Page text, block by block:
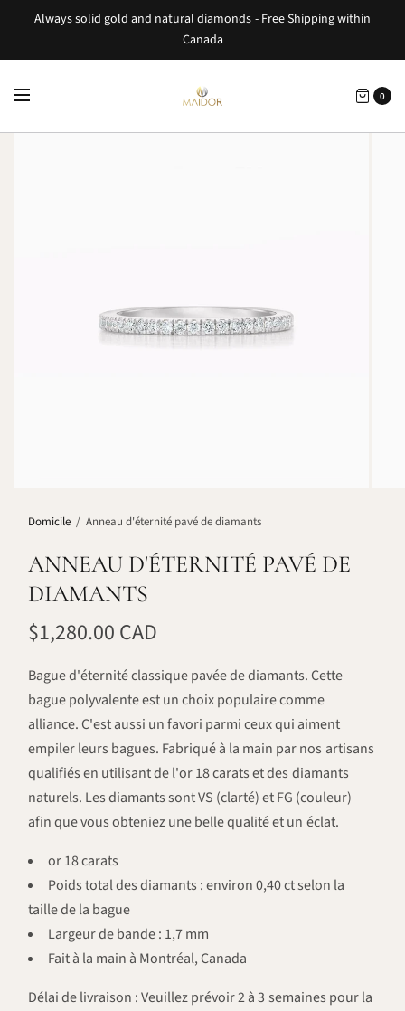
Always solid gold and natural diamonds - Free Shipping within
Canada
0
Domicile / Anneau d'éternité pavé de diamants
ANNEAU D'ÉTERNITÉ PAVÉ DE
DIAMANTS
$1,280.00 CAD
Bague d'éternité classique pavée de diamants. Cette
bague polyvalente est un choix populaire comme
alliance. C'est aussi un favori parmi ceux qui aiment
empiler leurs bagues. Fabriqué à la main par nos artisans
qualifiés en utilisant de l'or 18 carats et des diamants
naturels. Les diamants sont VS (clarté) et FG (couleur)
afin que vous obteniez une belle qualité et un éclat.
or 18 carats
Poids total des diamants : environ 0,40 ct selon la
taille de la bague
Largeur de bande : 1,7 mm
Fait à la main à Montréal, Canada
Délai de livraison : Veuillez prévoir 2 à 3 semaines pour la